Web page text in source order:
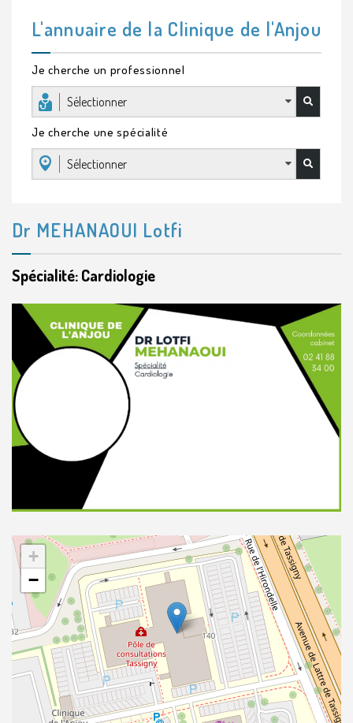
L'annuaire de la Clinique de l'Anjou
Je cherche un professionnel
Sélectionner
Je cherche une spécialité
Sélectionner
Dr MEHANAOUI Lotfi
Spécialité: Cardiologie
+
−